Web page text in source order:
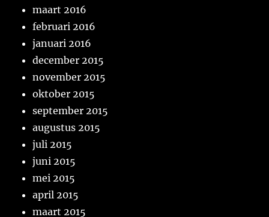
maart 2016
februari 2016
januari 2016
december 2015
november 2015
oktober 2015
september 2015
augustus 2015
juli 2015
juni 2015
mei 2015
april 2015
maart 2015